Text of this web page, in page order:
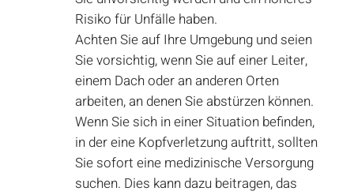
Risiko für Unfälle haben.
Achten Sie auf Ihre Umgebung und seien
Sie vorsichtig, wenn Sie auf einer Leiter,
einem Dach oder an anderen Orten
arbeiten, an denen Sie abstürzen können.
Wenn Sie sich in einer Situation befinden,
in der eine Kopfverletzung auftritt, sollten
Sie sofort eine medizinische Versorgung
suchen. Dies kann dazu beitragen, das